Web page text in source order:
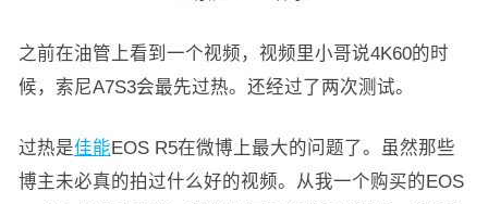
之前在油管上看到一个视频，视频里小哥说4K60的时
候，索尼A7S3会最先过热。还经过了两次测试。
过热是佳能EOS R5在微博上最大的问题了。虽然那些
博主未必真的拍过什么好的视频。从我一个购买的EOS